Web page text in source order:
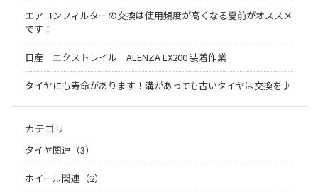
エアコンフィルターの交換は使用頻度が高くなる夏前がオススメ
です！
日産 エクストレイル ALENZA LX200 装着作業
タイヤにも寿命があります！溝があっても古いタイヤは交換を♪
カテゴリ
タイヤ関連（3）
ホイール関連（2）